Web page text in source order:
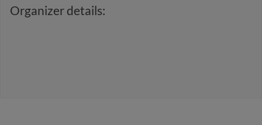
Organizer details: